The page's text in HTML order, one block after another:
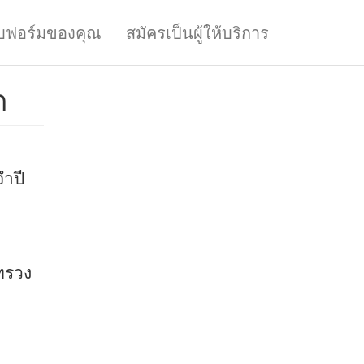
ฟอร์มของคุณ สมัครเป็นผู้ให้บริการ
ำปี
น
วง